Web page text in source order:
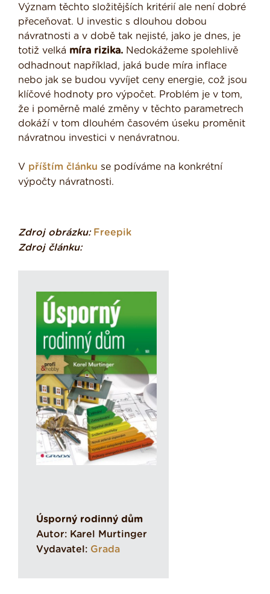
Význam těchto složitějších kritérií ale není dobré
přeceňovat. U investic s dlouhou dobou
návratnosti a v době tak nejisté, jako je dnes, je
totiž velká míra rizika. Nedokážeme spolehlivě
odhadnout například, jaká bude míra inflace
nebo jak se budou vyvíjet ceny energie, což jsou
klíčové hodnoty pro výpočet. Problém je v tom,
že i poměrně malé změny v těchto parametrech
dokáží v tom dlouhém časovém úseku proměnit
návratnou investici v nenávratnou.
V příštím článku se podíváme na konkrétní
výpočty návratnosti.
Zdroj obrázku: Freepik
Zdroj článku:
Úsporný rodinný dům
Autor: Karel Murtinger
Vydavatel: Grada